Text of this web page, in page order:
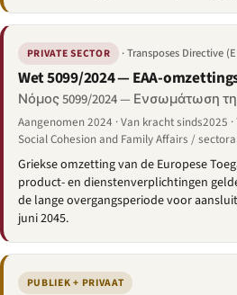
PRIVATE SECTOR · Transposes Directive
Wet 5099/2024 — EAA-
Νόμος 5099/2024 — Ενσωμάτωση
Aangenomen 2024 · Van kracht sinds2025
Social Cohesion and Family Affairs /
Griekse omzetting van de Europese
product- en dienstenverplichtingen
de lange overgangsperiode voor
juni 2045.
PUBLIEK + PRIVAAT